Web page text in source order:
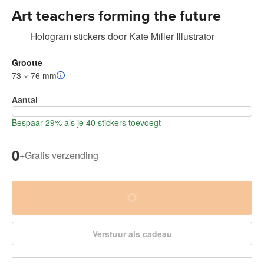
Art teachers forming the future
Hologram stickersdoor Kate Miller Illustrator
Grootte
73 × 76 mm
Aantal
Bespaar 29% als je 40 stickers toevoegt
0+Gratis verzending
Verstuur als cadeau